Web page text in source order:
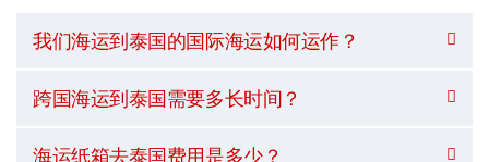
我们海运到泰国的国际海运如何运作？
跨国海运到泰国需要多长时间？
海运纸箱去泰国费用是多少？